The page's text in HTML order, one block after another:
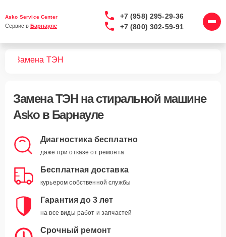
Asko Service Center
Сервис в Барнауле
+7 (958) 295-29-36
+7 (800) 302-59-91
Замена ТЭН
Замена ТЭНна стиральной машине
Asko в Барнауле
Диагностика бесплатно
даже при отказе от ремонта
Бесплатная доставка
курьером собственной службы
Гарантия до 3 лет
на все виды работ и запчастей
Срочный ремонт